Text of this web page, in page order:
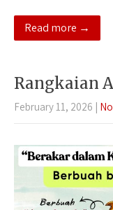
Read more →
Rangkaian
February 11, 2026 |